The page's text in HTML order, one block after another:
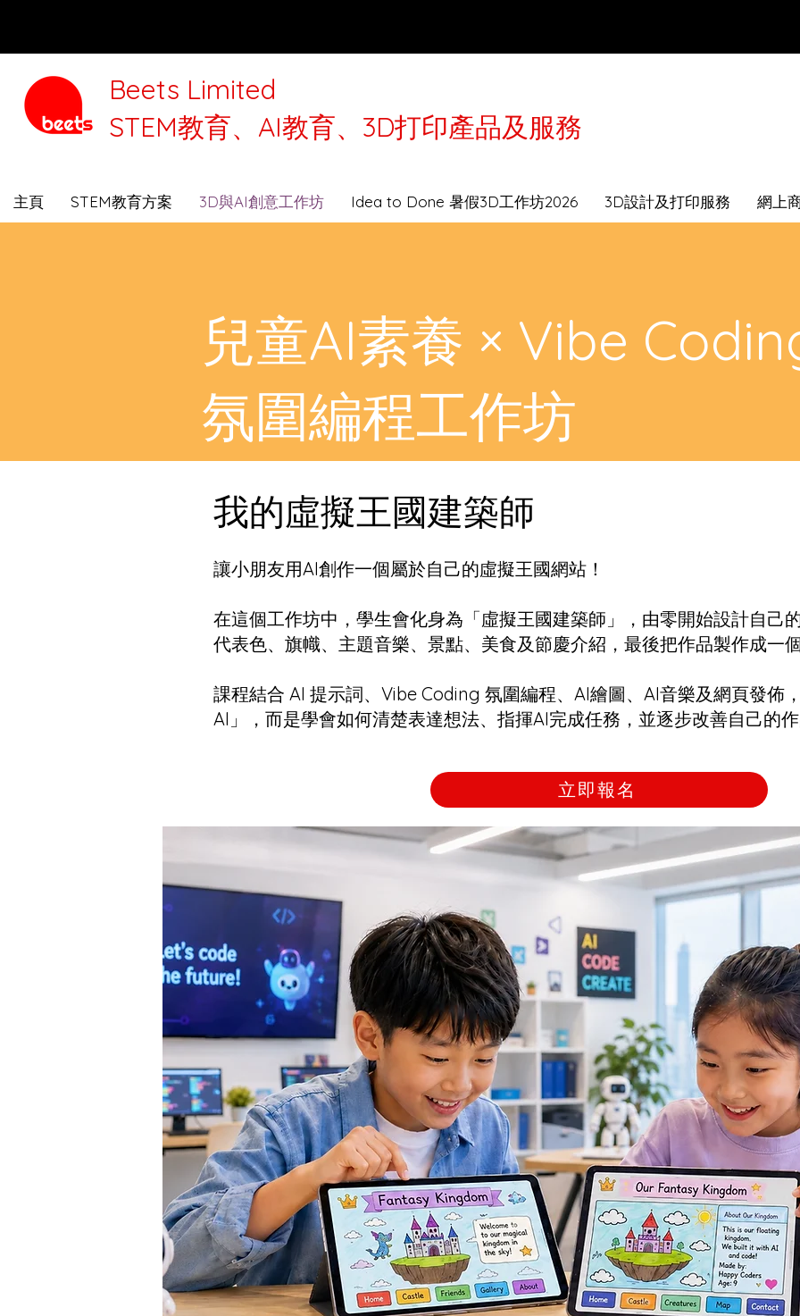
Beets Limited
STEM教育、AI教育、3D打印產品及服務
主頁 STEM教育方案 3D與AI創意工作坊 Idea to Done 暑假3D工作坊2026 3D設計及打印服務 網上
兒童AI素養 × Vibe
氛圍編程工作坊
我的虛擬王國建築師
讓小朋友用AI創作一個屬於自己的虛擬王國網站！
在這個工作坊中，學生會化身為「虛擬王國建築師」，由零開始設計自己
代表色、旗幟、主題音樂、景點、美食及節慶介紹，最後把作品製作成一
課程結合 AI 提示詞、Vibe Coding 氛圍編程、AI繪圖、AI音樂及網頁發佈
AI」，而是學會如何清楚表達想法、指揮AI完成任務，並逐步改善自己的作
立即報名